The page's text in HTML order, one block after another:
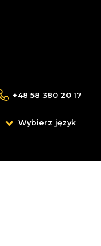
+48 58 380 20 17
Wybierz język